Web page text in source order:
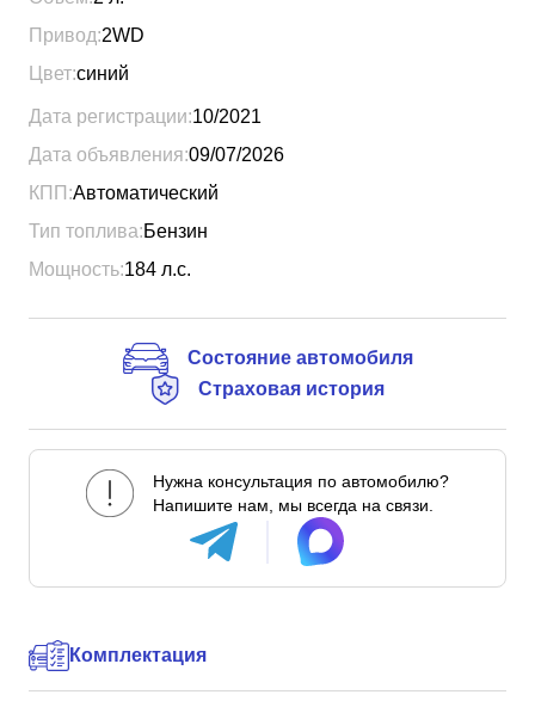
Привод:2WD
Цвет:синий
Дата регистрации:10/2021
Дата объявления:09/07/2026
КПП:Автоматический
Тип топлива:Бензин
Мощность:184 л.с.
Состояние автомобиля
Страховая история
Нужна консультация по автомобилю?
Напишите нам, мы всегда на связи.
Комплектация